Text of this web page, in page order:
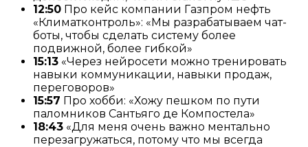
12:50 Про кейс компании Газпром нефть
«Климатконтроль»: «Мы разрабатываем чат-
боты, чтобы сделать систему более
подвижной, более гибкой»
15:13 «Через нейросети можно тренировать
навыки коммуникации, навыки продаж,
переговоров»
15:57 Про хобби: «Хожу пешком по пути
паломников Сантьяго де Компостела»
18:43 «Для меня очень важно ментально
перезагружаться, потому что мы всегда